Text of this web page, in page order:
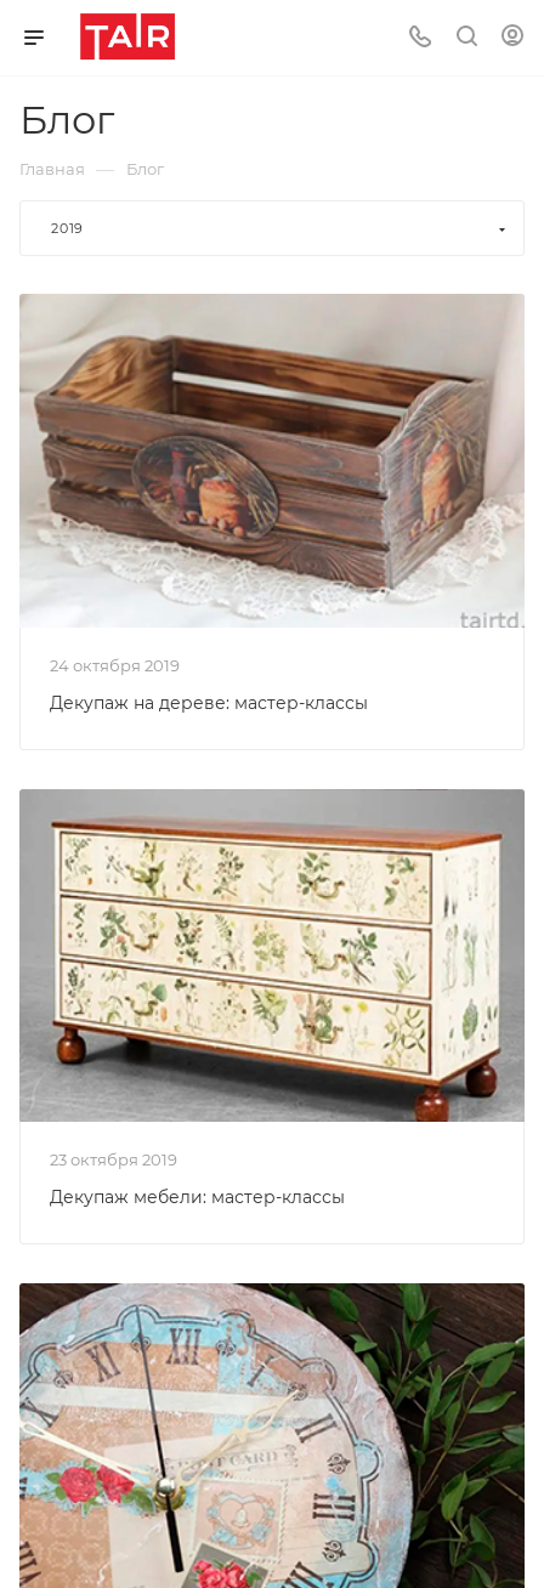
Блог
Главная — Блог
2019
24 октября 2019
Декупаж на дереве: мастер-классы
23 октября 2019
Декупаж мебели: мастер-классы